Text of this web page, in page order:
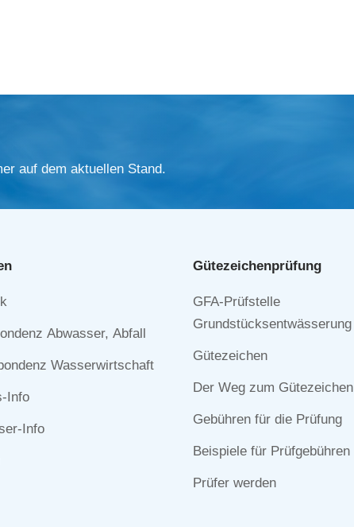
auf dem aktuellen Stand.
Abwasser, Abfall
Wasserwirtschaft
Info
Info
Gütezeichen­prüfung
Navigation
überspringen
GFA-Prüfstelle
Grundstücksentwässerung
Gütezeichen
Der Weg zum Gütezeichen
Gebühren für die Prüfung
Beispiele für Prüfgebühren
Prüfer werden